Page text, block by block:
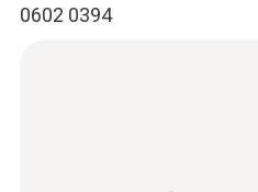
0602 0394